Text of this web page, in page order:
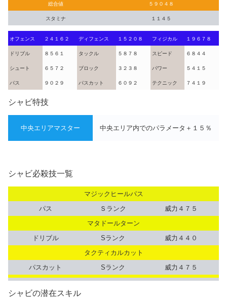
総合値 ５９０４８
スタミナ １１４５
オフェンス ２４１６２ ディフェンス １５２０８ フィジカル １９６７８
ドリブル ８５６１ タックル ５８７８ スピード ６８４４
シュート ６５７２ ブロック ３２３８ パワー ５４１５
パス ９０２９ パスカット ６０９２ テクニック ７４１９
シャビ特技
中央エリアマスター 中央エリア内でのパラメータ＋１５％
シャビ必殺技一覧
マジックヒールパス
パス
Ｓランク
威力４７５
マタドールターン
ドリブル
Sランク
威力４４０
タクティカルカット
パスカット
Sランク 威力４７５
シャビの潜在スキル